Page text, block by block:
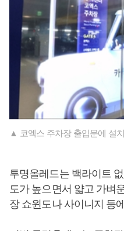
▲ 코엑스 주차장 출입문에 설
투명올레드는 백라이트
도가 높으면서 얇고 가벼
장 쇼윈도나 사이니지 등